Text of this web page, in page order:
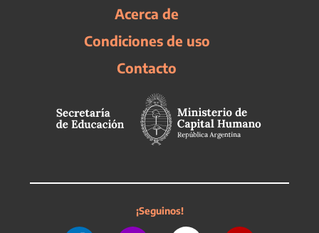
Acerca de
Condiciones de uso
Contacto
¡Seguinos!